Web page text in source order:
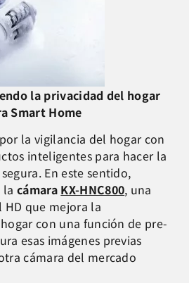
la privacidad del hogar
Smart Home
la vigilancia del hogar con
inteligentes para hacer la
En este sentido,
lacámara KX-HNC800, una
que mejora la
con una función de pre-
esas imágenes previas
cámara del mercado